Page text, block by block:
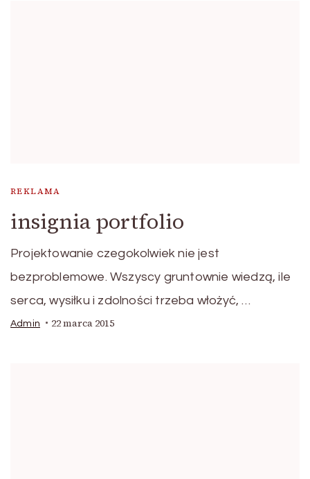
REKLAMA
insignia portfolio
Projektowanie czegokolwiek nie jest
bezproblemowe. Wszyscy gruntownie wiedzą, ile
serca, wysiłku i zdolności trzeba włożyć, …
Admin 22 marca 2015